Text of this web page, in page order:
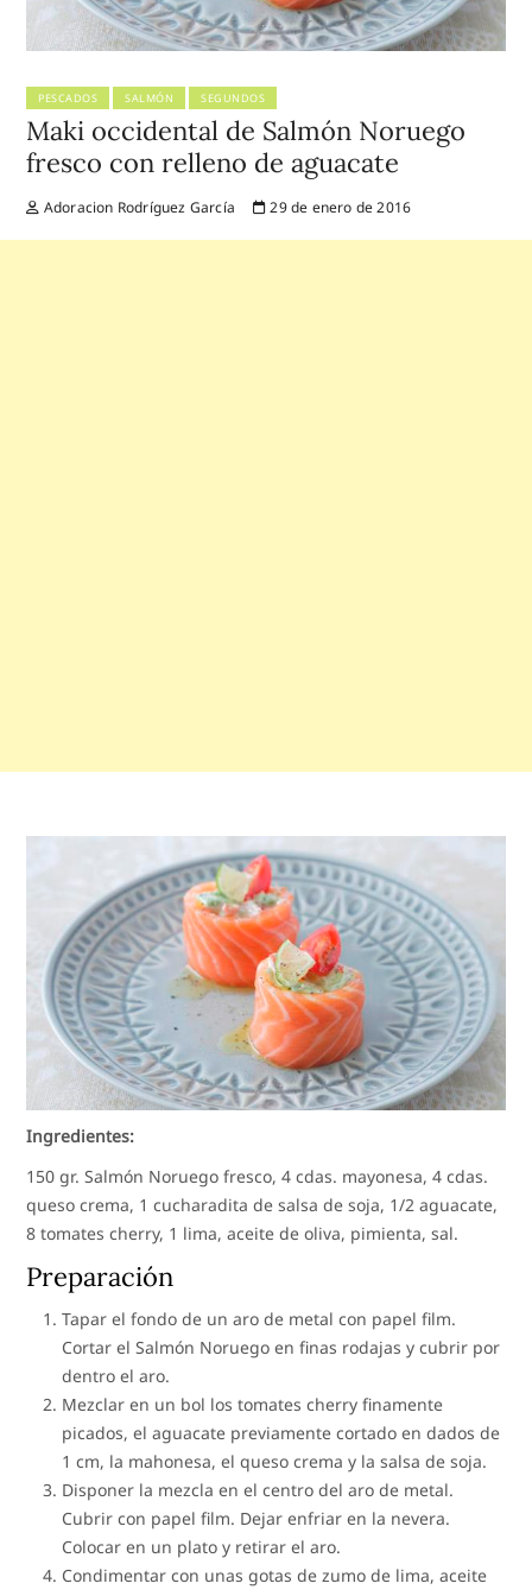
PESCADOS SALMÓN SEGUNDOS
Maki occidental de Salmón Noruego
fresco con relleno de aguacate
Adoracion Rodríguez García 29 de enero de 2016
Ingredientes:
150 gr. Salmón Noruego fresco, 4 cdas. mayonesa, 4 cdas.
queso crema, 1 cucharadita de salsa de soja, 1/2 aguacate,
8 tomates cherry, 1 lima, aceite de oliva, pimienta, sal.
Preparación
Tapar el fondo de un aro de metal con papel film.
Cortar el Salmón Noruego en finas rodajas y cubrir por
dentro el aro.
Mezclar en un bol los tomates cherry finamente
picados, el aguacate previamente cortado en dados de
1 cm, la mahonesa, el queso crema y la salsa de soja.
Disponer la mezcla en el centro del aro de metal.
Cubrir con papel film. Dejar enfriar en la nevera.
Colocar en un plato y retirar el aro.
Condimentar con unas gotas de zumo de lima, aceite